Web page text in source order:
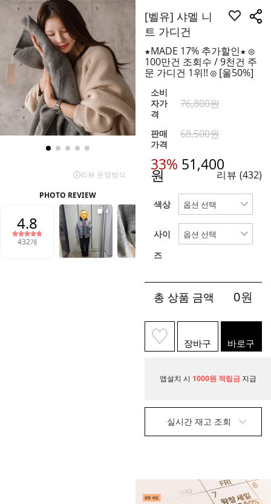
[벨유] 샤멜 니
트 가디건
★MADE 17% 추가할인★ ◎
100만건 조회수 / 9천건 주
문 가디건 1위!! ◎ [울50%]
소비
자가
격
76,800원
판매
가격
68,500원
33% 51,400
원 리뷰 (432)
색상
사이
즈
총 상품 금액 0원
장바구
니
바로구
매
앱설치 시 1000원 적립금 지급
실시간 재고 조회